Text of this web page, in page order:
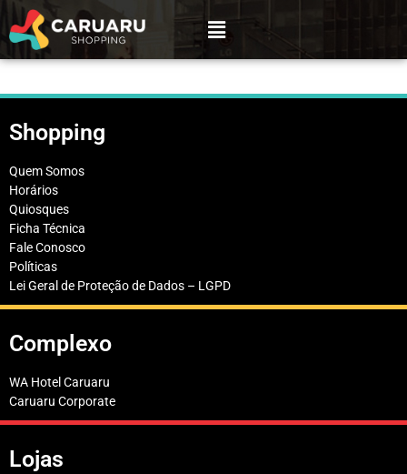
Shopping
Quem Somos
Horários
Quiosques
Ficha Técnica
Fale Conosco
Políticas
Lei Geral de Proteção de Dados – LGPD
Complexo
WA Hotel Caruaru
Caruaru Corporate
Lojas